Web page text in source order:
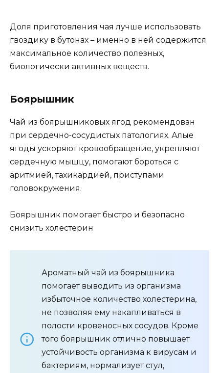
Доля приготовления чая лучше использовать
гвоздику в бутонах – именно в ней содержится
максимальное количество полезных,
биологически активных веществ.
Боярышник
Чай из боярышниковых ягод рекомендован
при сердечно-сосудистых патологиях. Алые
ягоды ускоряют кровообращение, укрепляют
сердечную мышцу, помогают бороться с
аритмией, тахикардией, приступами
головокружения.
Боярышник помогает быстро и безопасно
снизить холестерин
Ароматный чай из боярышника
помогает выводить из организма
избыточное количество холестерина,
не позволяя ему накапливаться в
полости кровеносных сосудов. Кроме
того боярышник отлично повышает
устойчивость организма к вирусам и
бактериям, нормализует стул,